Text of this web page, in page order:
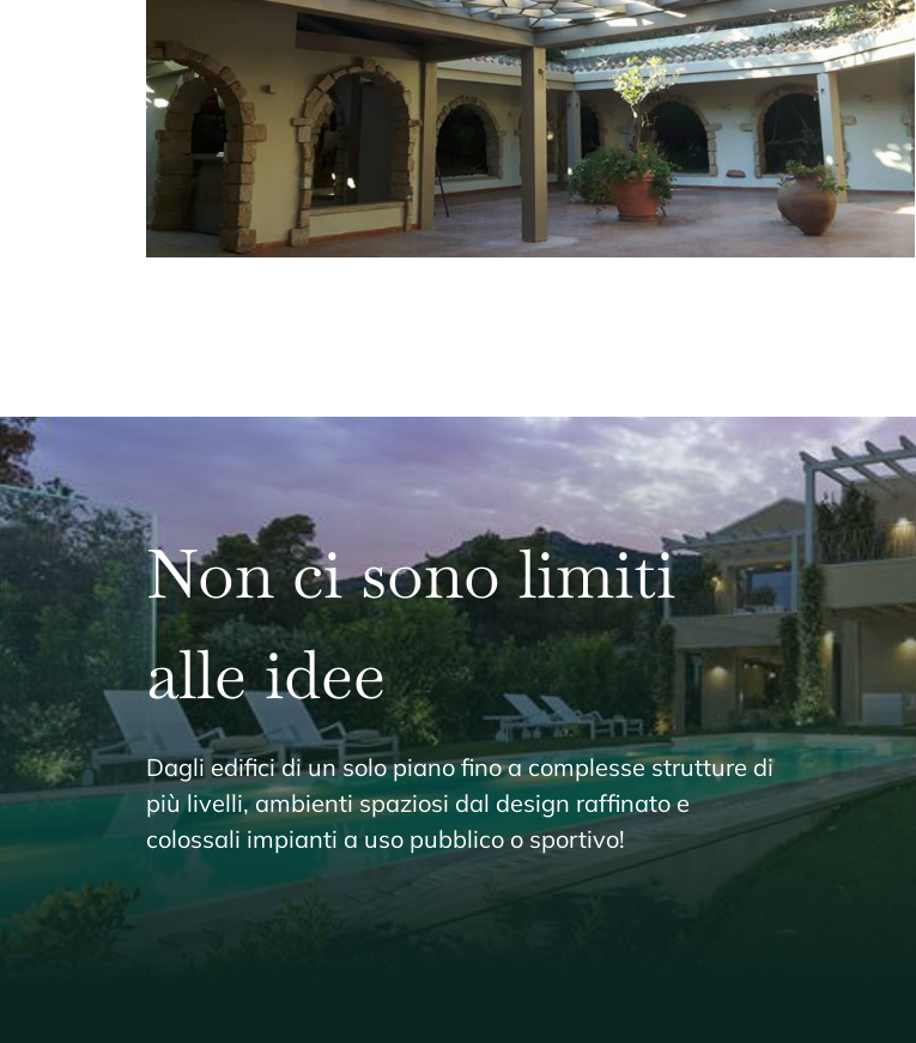
Dagli edifici di un solo piano fino a complesse strutture di
più livelli, ambienti spaziosi dal design raffinato e
colossali impianti a uso pubblico o sportivo!
Naviga